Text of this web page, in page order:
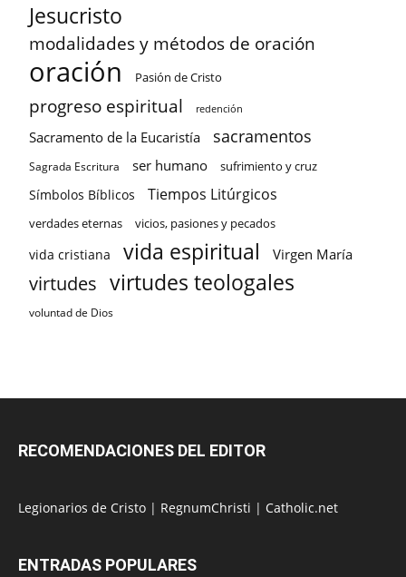
Jesucristo
modalidades y métodos de oración
oración Pasión de Cristo
progreso espiritual redención
Sacramento de la Eucaristía sacramentos
Sagrada Escritura ser humano sufrimiento y cruz
Símbolos Bíblicos Tiempos Litúrgicos
verdades eternas vicios, pasiones y pecados
vida cristiana vida espiritual Virgen María
virtudes virtudes teologales
voluntad de Dios
RECOMENDACIONES DEL EDITOR
Legionarios de Cristo | RegnumChristi | Catholic.net
ENTRADAS POPULARES